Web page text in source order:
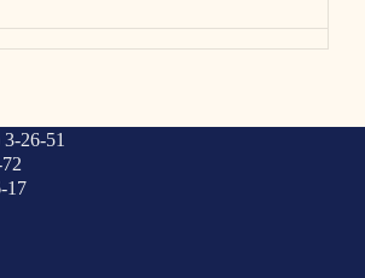
26-51
17